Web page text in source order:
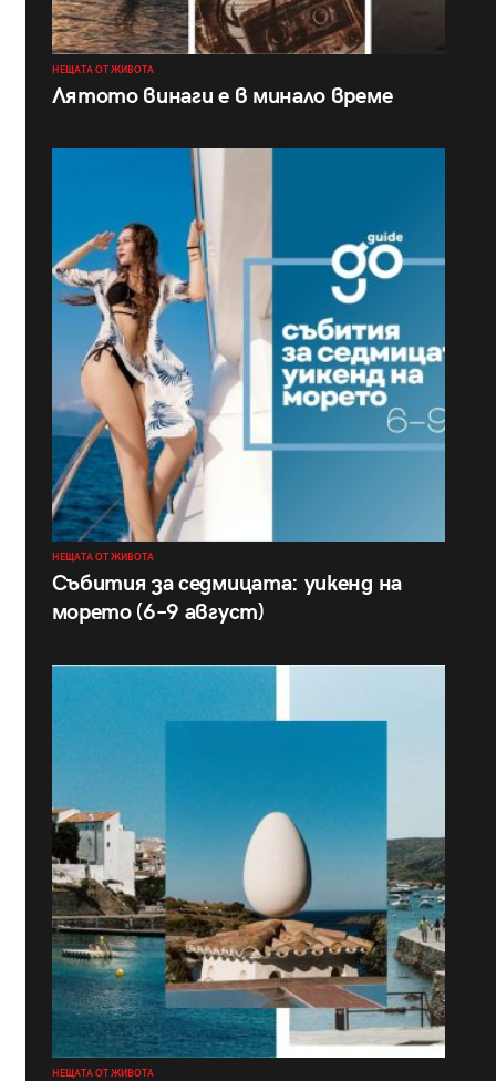
НЕЩАТА ОТ ЖИВОТА
Лятото винаги е в минало време
НЕЩАТА ОТ ЖИВОТА
Събития за седмицата: уикенд на
морето (6–9 август)
НЕЩАТА ОТ ЖИВОТА